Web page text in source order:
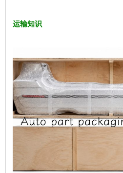
运输知识